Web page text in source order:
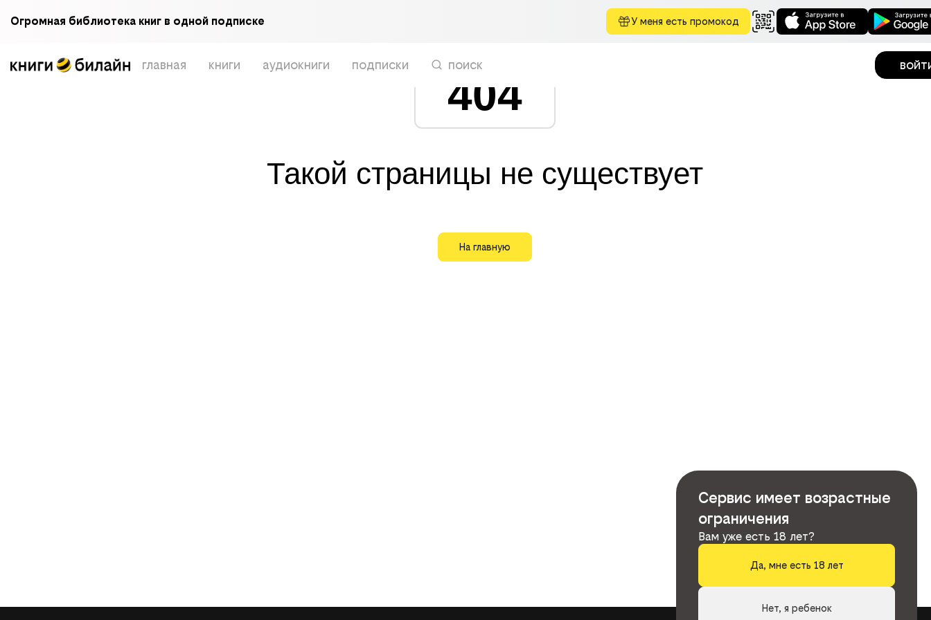
Огромная библиотека книг в одной подписке У меня есть промокод
главная книги аудиокниги подписки поиск
404
Такой страницы не существует
На главную
Сервис имеет возрастные
ограничения
Вам уже есть 18 лет?
Да, мне есть 18 лет
Нет, я ребенок